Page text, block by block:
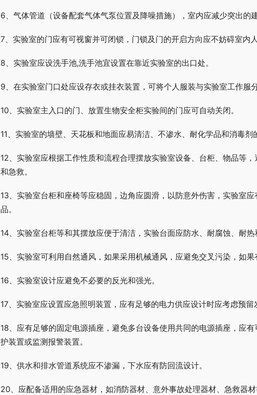
6、气体管道（设备配套气体气泵位置及降噪措施），室内应减少突出的
7、实验室的门应有可视窗并可闭锁，门锁及门的开启方向应不妨碍室内人
8、实验室应设洗手池,洗手池宜设置在靠近实验室的出口处。
9、在实验室门口处应设存衣或挂衣装置，可将个人服装与实验室工作服分
10、实验室主入口的门、放置生物安全柜实验间的门应可自动关闭。
11、实验室的墙壁、天花板和地面应易清洁、不渗水、耐化学品和消毒剂
12、实验室应根据工作性质和流程合理摆放实验室设备、台柜、物品等
和急救。
13、实验室台柜和座椅等应稳固，边角应圆滑，以防意外伤害，实验室
品。
14、实验室台柜等和其摆放应便于清洁，实验台面应防水、耐腐蚀、耐热
15、实验室可利用自然通风，如果采用机械通风，应避免交叉污染，如果
16、实验室设计应避免不必要的反光和强光。
17、实验室应设置应急照明装置，应有足够的电力供应设计时应考虑预留
18、应有足够的固定电源插座，避免多台设备使用共同的电源插座，应
护装置或监测报警装置。
19、供水和排水管道系统应不渗漏，下水应有防回流设计。
20、应配备适用的应急器材，如消防器材、意外事故处理器材、急救器材